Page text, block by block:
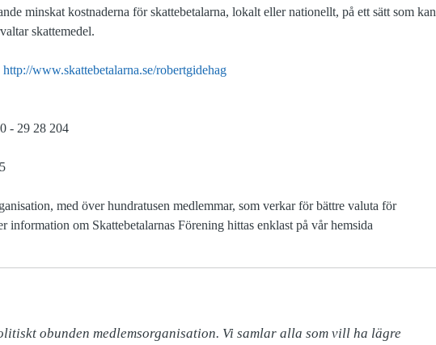
minskat kostnaderna för skattebetalarna, lokalt eller nationellt, på ett sätt som kan
skattemedel.
http://www.skattebetalarna.se/robertgidehag
- 29 28 204
med över hundratusen medlemmar, som verkar för bättre valuta för
information om Skattebetalarnas Förening hittas enklast på vår hemsida
obunden medlemsorganisation. Vi samlar alla som vill ha lägre